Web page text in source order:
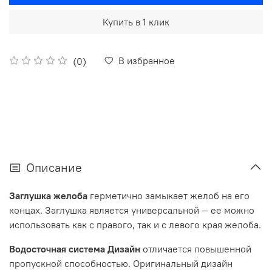
(0) В избранное
Купить в 1 клик
Описание
Заглушка желоба герметично замыкает желоб на его
концах. Заглушка является универсальной — ее можно
использовать как с правого, так и с левого края желоба.
Водосточная система Дизайн отличается повышенной
пропускной способностью. Оригинальный дизайн